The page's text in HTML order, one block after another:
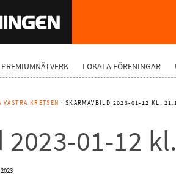
PREMIUMNÄTVERK LOKALA FÖRENINGAR
KRETSEN · SKÄRMAVBILD 2023-01-12 KL.
01-12